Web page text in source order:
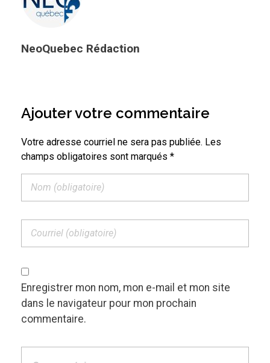
NeoQuebec Rédaction
Ajouter votre commentaire
Votre adresse courriel ne sera pas publiée. Les
champs obligatoires sont marqués *
Enregistrer mon nom, mon e-mail et mon site
dans le navigateur pour mon prochain
commentaire.